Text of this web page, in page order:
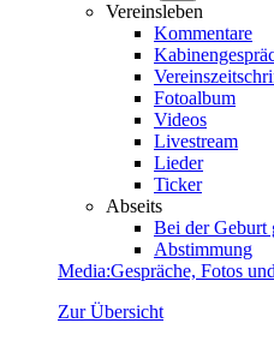
Vereinsleben
Kommentare
Fotoalbum
Videos
Livestream
Lieder
Ticker
Abseits
Bei der Geburt
Abstimmung
Media:Gespräche, Fotos
Zur Übersicht